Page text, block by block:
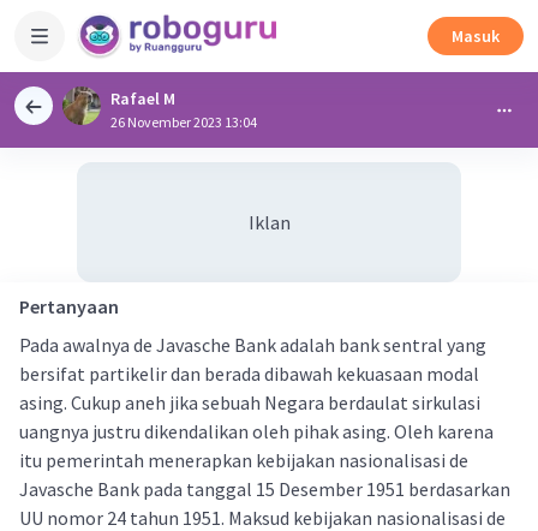
Masuk
Rafael M
26 November 2023 13:04
Iklan
Pertanyaan
Pada awalnya de Javasche Bank adalah bank sentral yang
bersifat partikelir dan berada dibawah kekuasaan modal
asing. Cukup aneh jika sebuah Negara berdaulat sirkulasi
uangnya justru dikendalikan oleh pihak asing. Oleh karena
itu pemerintah menerapkan kebijakan nasionalisasi de
Javasche Bank pada tanggal 15 Desember 1951 berdasarkan
UU nomor 24 tahun 1951. Maksud kebijakan nasionalisasi de